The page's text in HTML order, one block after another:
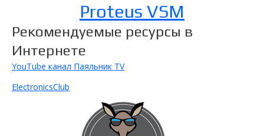
Proteus VSM
Рекомендуемые ресурсы в
Интернете
YouTube канал Паяльник TV
ElectronicsClub